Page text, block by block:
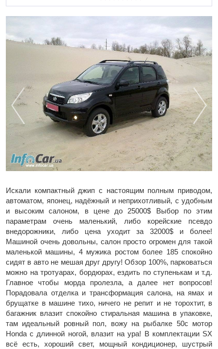
Искали компактный джип с настоящим полным приводом,
автоматом, японец, надёжный и неприхотливый, с удобным
и высоким салоном, в цене до 25000$ Выбор по этим
параметрам очень маленький, либо корейские псевдо
внедорожники, либо цена уходит за 32000$ и более!
Машиной очень довольны, салон просто огромен для такой
маленькой машины, 4 мужика ростом более 185 спокойно
сидят в авто не мешая друг другу! Обзор 100%, парковаться
можно на тротуарах, бордюрах, ездить по ступенькам и т.д.
Главное чтобы морда пролезла, а далее нет вопросов!
Порадовала отделка и трансформация салона, на ямах и
брущатке в машине тихо, ничего не репит и не торохтит, в
багажник влазит спокойно стиральная машина в упаковке,
там идеальный ровный пол, вожу на рыбалке 50с мотор
Ноnda c длинной ногой, влазит на ура! В комплектации SX
всё есть, хороший свет, мощный кондиционер, шустрый